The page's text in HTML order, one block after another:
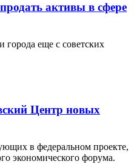
активы в сфере
города еще с советских
Центр новых
в федеральном проекте,
экономического форума.